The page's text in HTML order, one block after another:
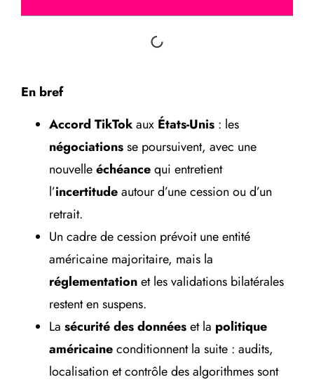
En bref
Accord TikTokaux États-Unis : les
négociationsse poursuivent, avec une
nouvelleéchéancequi entretient
l’incertitudeautour d’une cession ou d’un
retrait.
Un cadre de cession prévoit une entité
américaine majoritaire, mais la
réglementationet les validations bilatérales
restent en suspens.
La sécurité des donnéeset la politique
américaineconditionnent la suite : audits,
localisation et contrôle des algorithmes sont